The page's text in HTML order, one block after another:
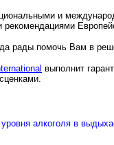
и
рады помочь Вам в
выполнит
алкоголя в